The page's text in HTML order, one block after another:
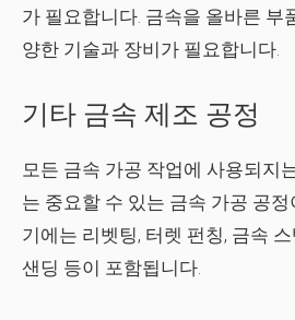
가 필요합니다. 금속을 올바른 부
양한 기술과 장비가 필요합니다.
기타 금속 제조 공정
모든 금속 가공 작업에 사용되지
는 중요할 수 있는 금속 가공 공정
기에는 리벳팅, 터렛 펀칭, 금속
샌딩 등이 포함됩니다.